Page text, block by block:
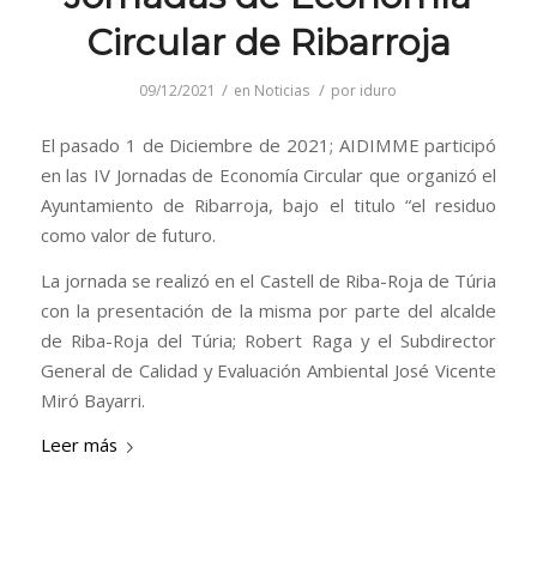
Circular de Ribarroja
09/12/2021 / en Noticias / por iduro
El pasado 1 de Diciembre de 2021; AIDIMME participó
en las IV Jornadas de Economía Circular que organizó el
Ayuntamiento de Ribarroja, bajo el titulo “el residuo
como valor de futuro.
La jornada se realizó en el Castell de Riba-Roja de Túria
con la presentación de la misma por parte del alcalde
de Riba-Roja del Túria; Robert Raga y el Subdirector
General de Calidad y Evaluación Ambiental José Vicente
Miró Bayarri.
Leer más